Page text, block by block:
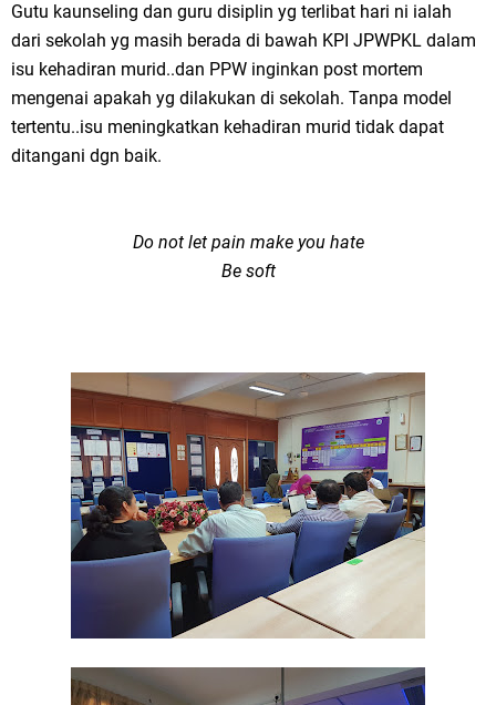
Gutu kaunseling dan guru disiplin yg terlibat hari ni ialah
dari sekolah yg masih berada di bawah KPI JPWPKL dalam
isu kehadiran murid..dan PPW inginkan post mortem
mengenai apakah yg dilakukan di sekolah. Tanpa model
tertentu..isu meningkatkan kehadiran murid tidak dapat
ditangani dgn baik.
Do not let pain make you hate
Be soft